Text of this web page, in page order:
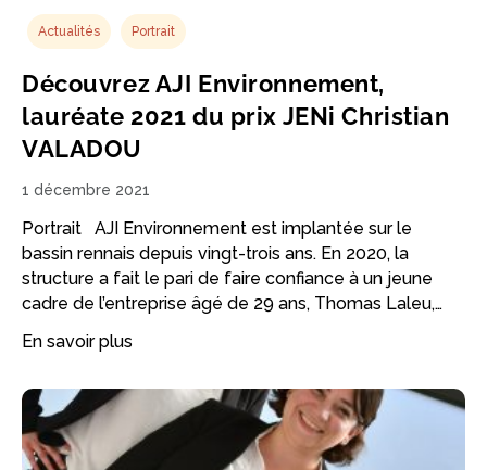
Actualités Portrait
Découvrez AJI Environnement,
lauréate 2021 du prix JENi Christian
VALADOU
1 décembre 2021
Portrait AJI Environnement est implantée sur le
bassin rennais depuis vingt-trois ans. En 2020, la
structure a fait le pari de faire confiance à un jeune
cadre de l’entreprise âgé de 29 ans, Thomas Laleu,…
En savoir plus